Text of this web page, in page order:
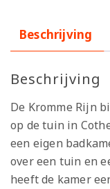
Beschrijving
Beschrijving
De Kromme Rijn
op de tuin in
een eigen
over een tuin en
heeft de kamer